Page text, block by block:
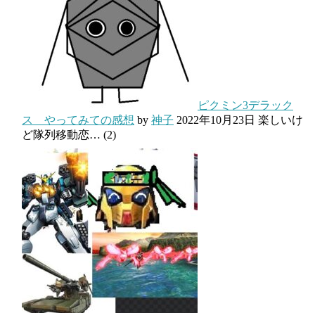
ピクミン3デラック
ス やってみての感想 by 神子 2022年10月23日 楽しいけ
ど隊列移動恋… (2)